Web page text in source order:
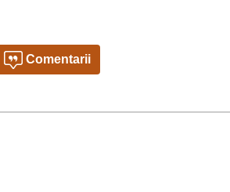
Comentarii